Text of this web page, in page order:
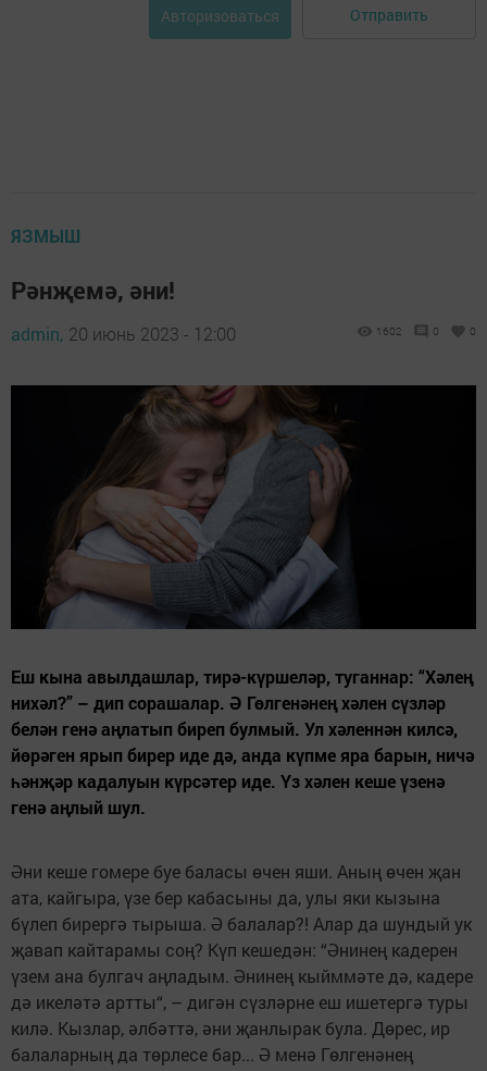
Авторизоваться Отправить
ЯЗМЫШ
Рәнҗемә, әни!
admin, 20 июнь 2023 - 12:00 1602 0 0
Еш кына авылдашлар, тирә-күршеләр, туганнар: “Хәлең
нихәл?” – дип сорашалар. Ә Гөлгенәнең хәлен сүзләр
белән генә аңлатып биреп булмый. Ул хәленнән килсә,
йөрәген ярып бирер иде дә, анда күпме яра барын, ничә
һәнҗәр кадалуын күрсәтер иде. Үз хәлен кеше үзенә
генә аңлый шул.
Әни кеше гомере буе баласы өчен яши. Аның өчен җан ата, кайгыра, үзе бер кабасыны да, улы яки кызына бүлеп бирергә тырыша. Ә балалар?! Алар да шундый ук җавап кайтарамы соң? Күп кешедән: “Әнинең кадерен үзем ана булгач аңладым. Әнинең кыйммәте дә, кадере дә икеләтә артты“, – дигән сүзләрне еш ишетергә туры килә. Кызлар, әлбәттә, әни җанлырак була. Дөрес, ир балаларның да төрлесе бар... Ә менә Гөлгенәнең балалары әлләни кайгырту да, ихтирам һәм игътибар да күрсәтә белмәде. Гөлгенә барлык аналар кебек үк артыгын көтми дә иде. Аңа бары тик күңел тынычлыгы белән яшәргә генә ирек бирсеннәр дә, кеше арасында ким-хур итмәсеннәр, күз яшьләрен түгәргә мәҗбүриләмәсеннәр... Еламыйча, йокысы туеп мәктәпкә барган көннәрен бөтенләй дә хәтерләми Гөлгенә. Булса да бик аз булгандыр... Балачагының бер генә күңелле мизгеле дә хәтерендә калмаган. Берәр тәмле ризык пешерсәләр, аны тәмләп ашарга ирек юк – аларда тавыш. Бәйрәмнәрне ул куркып каршы алды. Бу вакытта аларда тагын тавыш. Күршедә кунулар да, әтиләренең йоклап китүен көтеп урамда йөрүләр дә, барысы да үтте аның башыннан. Юктан да кызып китеп, әнисенә дорфа сүзләр әйтүләре, арыслан кебек ташланырга гына торулары тәмам үзәгенә үтте. Эченә курку сеңеп, көннең-төннең кайсы вакытында гауга, ызгыш чыгасын да белмәгән килеш, йокларга ятты, йокыдан торды, мәктәпкә барды, укудан кайтты. Үзе өйдә юк чакта да күңеле әнисе янында калды. Рәнҗетмәсеннәр иде аның иң газиз, иң назлы, иң якын кешесен. Аңа бит әни назы, әни яратуы бик кирәк. Исерек әти янәшәсендә ник туганына үкенеп, әнә шулай әнисен чын күңеленнән жәлләп, үрсәләнеп үсте ул. Үтмәс кебек көннәр, төннәр үтте. Ләкин... Инде хәзер үсеп җитеп аякка баскан үз балалары чарасызлык алдында калдырды... Улы-кызына начарлык теләмәсә дә, хәтере калган мизгелләр бар шул. Ә балаңның хурлыгын күтәрү, аның мыскыллы карашын күрү, җәберләвен тою, хәсрәтен күтәрү тагын да авыр икән. Әллә еракта калганга яралар җөйләнә төшкән, әллә хәзергесе йөрәгенә нык тигәнгә күрә үткәннәрне искә алмаска тырыша ул. Үткән белән бүгенге очрашса, мөгаен, кечкенә йөрәк һәм сабыр күңел күтәрә алмас иде. Гөлгенә мәктәпне тәмамлаган елда әтисе вафат булды. Үлеме дә шул мәкерле аракы белән бәйле иде. Ә кыз әнисен калдырып бер дә читкә, еракка китәргә талпынмады. Туган йортында әнисе янәшәсендә яшисе килде. Йортта ир-ат булмаса да, алар бар эшкә дә өлгерделәр, һәр җирләрендә тәртип иде. Хәер, әтисе исән вакытта да, өйдә ир-ат кулы бик сизелмәде, бар эш алар җилкәсенә төште. Чөнки аның гаиләсен уйларга да, тормышны җайларга да вакыты да, теләге дә булмады. Үзе артыннан җылы хисләр, уңай тәэсирләр, матур эшләр калдырмыйча гына үкенечле үлем белән китеп барды. Хәтта сагынып сөйләрлек, җуелмас вакыйгалар да юк Гөлгенә күңелендә. Ул гомере буе үткәннәрендә казынса да бер генә кадерле мизгелне дә исенә төшерә алмас иде. Гөлгенә фермага эшкә урнашты. Чөнки, өйдә тынычлык булмагач, укуга бик күңеле үсмәде. Әнисенең исә аның дәресләрен кайгыртып утырырга вакыты булмады. Колхоз эше белән бергә хуҗалык мәшәкатьләре дә аның өстенә өелгән иде. Соңарып кына кияүгә чыкты. Әлеге дә, баягы, ялгышлар һәм язмышларның кабатлануыннан курыкты. Бәхетен читтән эзләмичә генә, авылның тракторчы егетенә тормышка чыкты ул. Күп балалы гаиләдә үскән Нургазиз гаилә җанлы, итагатьле, олы йөрәкле ир булып чыкты. Башта каенана йортында яшәп, соңрак үзләренең куышларын булдырдылар. Бик канәгать иде Гөлгенә тормышыннан. Әнисе өчен дә борчыласы юк. Үзләреннән ерак түгел генә яши. Көнгә әллә ничә күрешәләр, хәлен белә, пешкән тәмле ризыгыннан калдырмый. Бер ияләшкәч, хезмәтенең дә әллә ни авырлыгын күрмәде. Иң мөһиме – бу өйдә тынычлык, аңлашу, бер-берләренә хөрмәт бар иде. Шулай бер-бер артлы еллар үтә торды. Балалар туды. Аларны аякка бастыру өчен күпме көч, тырышлык куелды. Ә авырлыклар парлы һәм бердәм булганда тоелмады да, сизелмәде дә. ... Кайгы алар өенә көтмәгәндә килде. Тик ялгызы гына түгел... Үзе белән бик күп мәшәкатьләр һәм күз яшьләрен иярткән иде. Эшкә чыгып киткән җиреннән иренең үлем хәбәрен китерделәр. Бер дә ышанасы килмәсә дә, бу ачы хакыйкать иде. Нургазиз төзәтергә дип алдына чыккан җирдән үз тракторының астында калган. Әле 45 яше дә тулмаган килеш Гөлгенә тол исемен күтәрде. Ир аркасына ышыкланып, рәхәт кенә яшәп ятканда килеп ирешкән кайгылы хәбәрдән канатлары салынды аның. Төшенкелеккә бирелде, куллары эшкә бармады. Ярый әле бу вакытта терәк булырга янында әнисе бар иде. Инде аякка басам дигәндә, язмыш аны кабат сынады. Үз аякларында йөреп торган чагында, уйламаганда-көтмәгәндә әнисе дә гүр иясе булды. Йөрәк өянәге аны бик тиз арадан алып китте. Бу юлы инде ул тагын да бетереште. Сөйләшмичә генә, үз уйлары эчендә йөри башлады. Шушы югалту ачысыннан бәргәләнгән вакытларда ничек кенә хатирәләрне яңартмаска тырышса да, әтисенең әнисенә ничек дорфа булуы, ничек кыерсытуы тагын исенә төште. Бик күпне күтәргән, ничек тә бирешмәскә, баласына күз яшен күрсәтмәскә тырышкан сабыр йөрәк ерак гомер көзенә барып җитә алмады шул. Әле тагын бик күп еллар әниле булып, аның киңәшләренә таянып яшәргә хыялланган иде Гөлгенә. Ә балалар әниләренең игътибары кимүен, каты кул юклыгын бик тиз сизеп алдылар. Терәк, ярдәмче булырлык улы да, кызы да күбрәк үз мәнфәгатьләрен кайгыртты. Бу вакытта улы Илмир мәктәпне тәмамлап, төзелеш техникумында укый, ә кызы Эльмира чыгарылыш класс укучысы иде. Ялгыз канат күпме генә очарга талпынса да, ул югары күтәрелә алмый инде. Гөлгенә дә җиде кат тирен түксә дә, хәтта көнгә бер елмаерга да онытып тормыш йөген җигелеп тартса да, әллә ни алга киткән җире булмады. Балалары исә алдагыча ярдәм көтте, затлы кием, кешечә яшәргә акча өмет итте. Дәү әниләренең пенсия акчасы юклыгы да нык сиздерде. Бай, рәхәт тормышта яшәргә кызыгу, артык тир түкмичә генә алга барырга теләү Илмирны гел кытыклап торды. Дусларны да ул кесәсенә карап кына сайлады. Аннан укуы катлаулануын сәбәп итеп авылга сирәгрәк кайта башлады. Ә бу вакытта ул үзенә яңа, төшемлерәк шөгыль тапкан иде. Гөлгенәнең улы өчен күз яше түккән көннәре участок инспекторы килгән вакыттан башланды. Хәрби хезмәткә алыныр вакыты җитеп тә, хәрби комиссариатка баруны кирәк санамаган егетне эзләп туган йортына килгәннәр иде. Ә күптән инде калага барганы булмаган әни кеше улының бары тик тулай торакта яшәвен генә әйтеп бирә алды. Аның кулында төгәл адрес та, тулы мәгълүмат та юк иде. Шул көннән соң, үзен эзләүләрен аңлаган егет, авылга эзне бетереп суытты. Улы өчен өзгәләнгән, аның исәнлеген генә булса да белергә теләгән Гөлгенә аптыраганнан кызын ияртеп шәһәргә китте. Улы укый торган урынны да эзләп тапты. Тик анда уңай җавап кына ишетмәде. Илмир күптән инде укуын ташлаган, җәйге каникулдан соң бөтенләй дә килеп күренмәгән булып чыкты. Ананың күз аллары караңгыланды. Нишләргә, кемнән ярдәм сорарга белмичә бик озак техникум каршында басып торды. Бөртекләп, тиенләп җыйган акчасын биреп җибәрә, кеше булсыннар, укысыннар дип тырыша бит ул. Гади авыл хатынының калада да, авылда да барып булышуларын сорарлык бер генә кешесе дә юк иде. Шул чакта ул Нургазизен искә алды. “Эх, каты әти кулы булса, аның улы да болай эшләмәс иде”, - дип уйлап куйды. Әнисен кызгану, аны борчудан курку хисе Илмирга бирелмәгән шул. Укытучылардан барып ярдәм сорарга талпынып карады ул, тик гади тормышта яшәве йөзенә, киенүенә язылган хатынның гозеренә колак салучы булмады. Бар җирдә дә алдан акча йөргән заманда калада калуның мәгънәсез икәнлеген аңлап, Гөлгенә авылга кайтты. Йокысыз төннәр, үтмәс кебек тоелган көннәр аны тагын эзләп тапты. Балачагыннан аермалы буларак, янында сыенырга әнисе генә юк иде. Ярты елга якын хәбәрсез генә югалган, өенә кайтып күренмәгән егет көннәрнең берендә капка төбенә чит ил машинасында кайтып туктады. Кайтып керешкә үк, әни, нихәл, сагындым, дип кочып аласы урында, ишегалдын җыештырмауда гаепләде, табак-савытларның юылмавы өчен шелтәләгән булды. Имеш, егет шәһәрчәләшкән, заманчалашкан. Әйтерсең лә, өйгә армиядән качып йөрүче, икелеләре өчен укудан куылган бер егет түгел, ә министр кәмәше кайткан иде. Ана аңа карап бер хурланды, бер гаҗәпләнде, ни әйтергә, ни дип җавап бирергә белмәде. Ә Илмир бу вакытта әнисе ясап биргән җылы чәйне дә бик сагынасын белми иде әле. Илмир үзенең төзелештә эшләве хакында сөйләде. Акчасының укымыйча гына диплом алырга да, әйбәт кенә фатирда торырга да, ашарга да, киенергә дә җитүе белән мактанды. Тик менә әнисенә генә бер күмәч тә тотып кайтмавы гына аптырашта калдырды. Гөлгенә эченнән генә күп нәрсәләр турында уйланса да, бу юлы да газиз баласына каршы дәшәрлек, аны күпме көннәр ут йоттырып яшәтүе өчен шелтәләрлек көч тапмады. Әни кеше баласы өчен утка-суга керергә дә әзер иде. Исәнлеген генә белеп торсын, борчуларга гына салмасын ул аны. Авыл баласы икәнлеген онытырга тырышкан Илмир элеккеге кебек әнисенең ризыкларын мактый-мактый ашамады. Хәтта үзе күрмәгәндә генә юып китереп куйган кашыкларын да яңадан сөрткәләп алды, өстәлне дә кат-кат тикшерде. Гөлгенә, әлбәттә, төзелештә эшләп кенә алай тиз баеп китеп булмаганын башына да китермәде. Улын сөенә-сөенә озатып калды. Кызын да бер генә дә үз яныннан җибәрәсе килмәде аның. Ялгыз калудан уттан курыккан кебек курыкты ул. Буш өйдә ялгыз башың нишләмәк кирәк. Ә Эльмираның карары нык иде. Ул әнисе кебек авылда калып, ферма юлын таптамаячак. Аңа “бай” абыйсы укырга урнаштырырга да, үзе янында яшәтергә дә вәгъдә бирде. Гөлгенә дә әтисе вафат булганда, нәкъ кызы яшендә иде бит. Тик аның теләк, омтылышлары, тормышка карашы, әнисенә мөнәсәбәте башка төрле булган икән шул. Хәзерге авырлыкларны күрмичә үскән замана балалары, никтер, җиңел тормышка ашкына, рухи сыйфатлар, кешене аңларга, хәленә керергә тырышу аларга чит нәрсә. Әни хакын да хакларга өйрәнмәгән алар. Чат саен бозыклык сагалап торган заманда, күз нурыңны еракка чыгарып җибәрәсе бер дә рәхәт түгел. Эльмира әнисенең ай-ваена карамыйча, үз дигәненә иреште, калага китте, укырга да керде. Тик диплом алырга гына насыйп булмады аңарга. Язгы кичләрнең берсендә, дусларының туган көнен бәйрәм итеп, юл уртасыннан кайтып килгән кызларны машина бәреп китә. Һәлакәттә вафат булучылар арасында Гөлгенәнең күз нурл